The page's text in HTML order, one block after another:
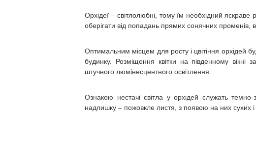
Орхідеї – світлолюбні, тому їм необхідний яскраве
оберігати від попадань прямих сонячних променів,
Оптимальним місцем для росту і цвітіння орхідей
будинку. Розміщення квітки на південному вікні
штучного люмінесцентного освітлення.
Ознакою нестачі світла у орхідей служать
надлишку – пожовкле листя, з появою на них сухих